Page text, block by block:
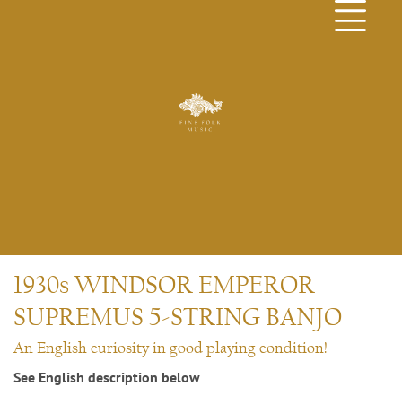
1930s WINDSOR EMPEROR
SUPREMUS 5-STRING BANJO
An English curiosity in good playing condition!
See English description below